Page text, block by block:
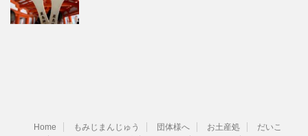
Home もみじまんじゅう 団体様へ お土産処
だいこ